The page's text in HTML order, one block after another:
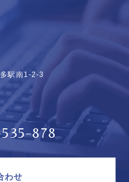
駅南1-2-3
878
わせ